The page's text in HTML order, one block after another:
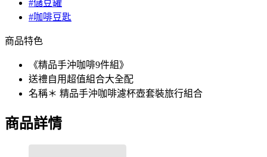
#儲豆罐
#咖啡豆匙
商品特色
《精品手沖咖啡9件組》
送禮自用超值組合大全配
名稱＊ 精品手沖咖啡濾杯壺套裝旅行組合
商品詳情